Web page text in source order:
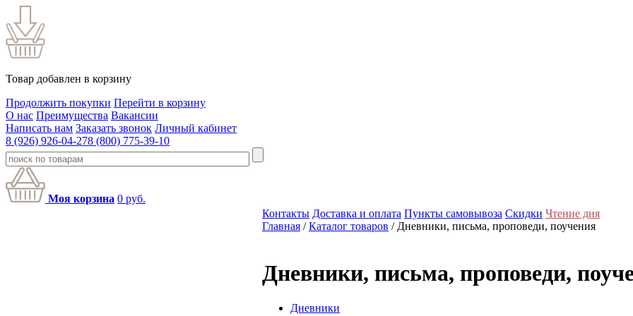
Товар добавлен в корзину
Продолжить покупки Перейти в корзину
О нас Преимущества Вакансии
Написать нам Заказать звонок Личный кабинет
8 (926) 926-04-278 (800) 775-39-10
Моя корзина 0 руб.
Контакты Доставка и оплата Пункты самовывоза Скидки Чтение дня
Главная /Каталог товаров / Дневники, письма, проповеди, поучения
Дневники, письма, проповеди,
Дневники